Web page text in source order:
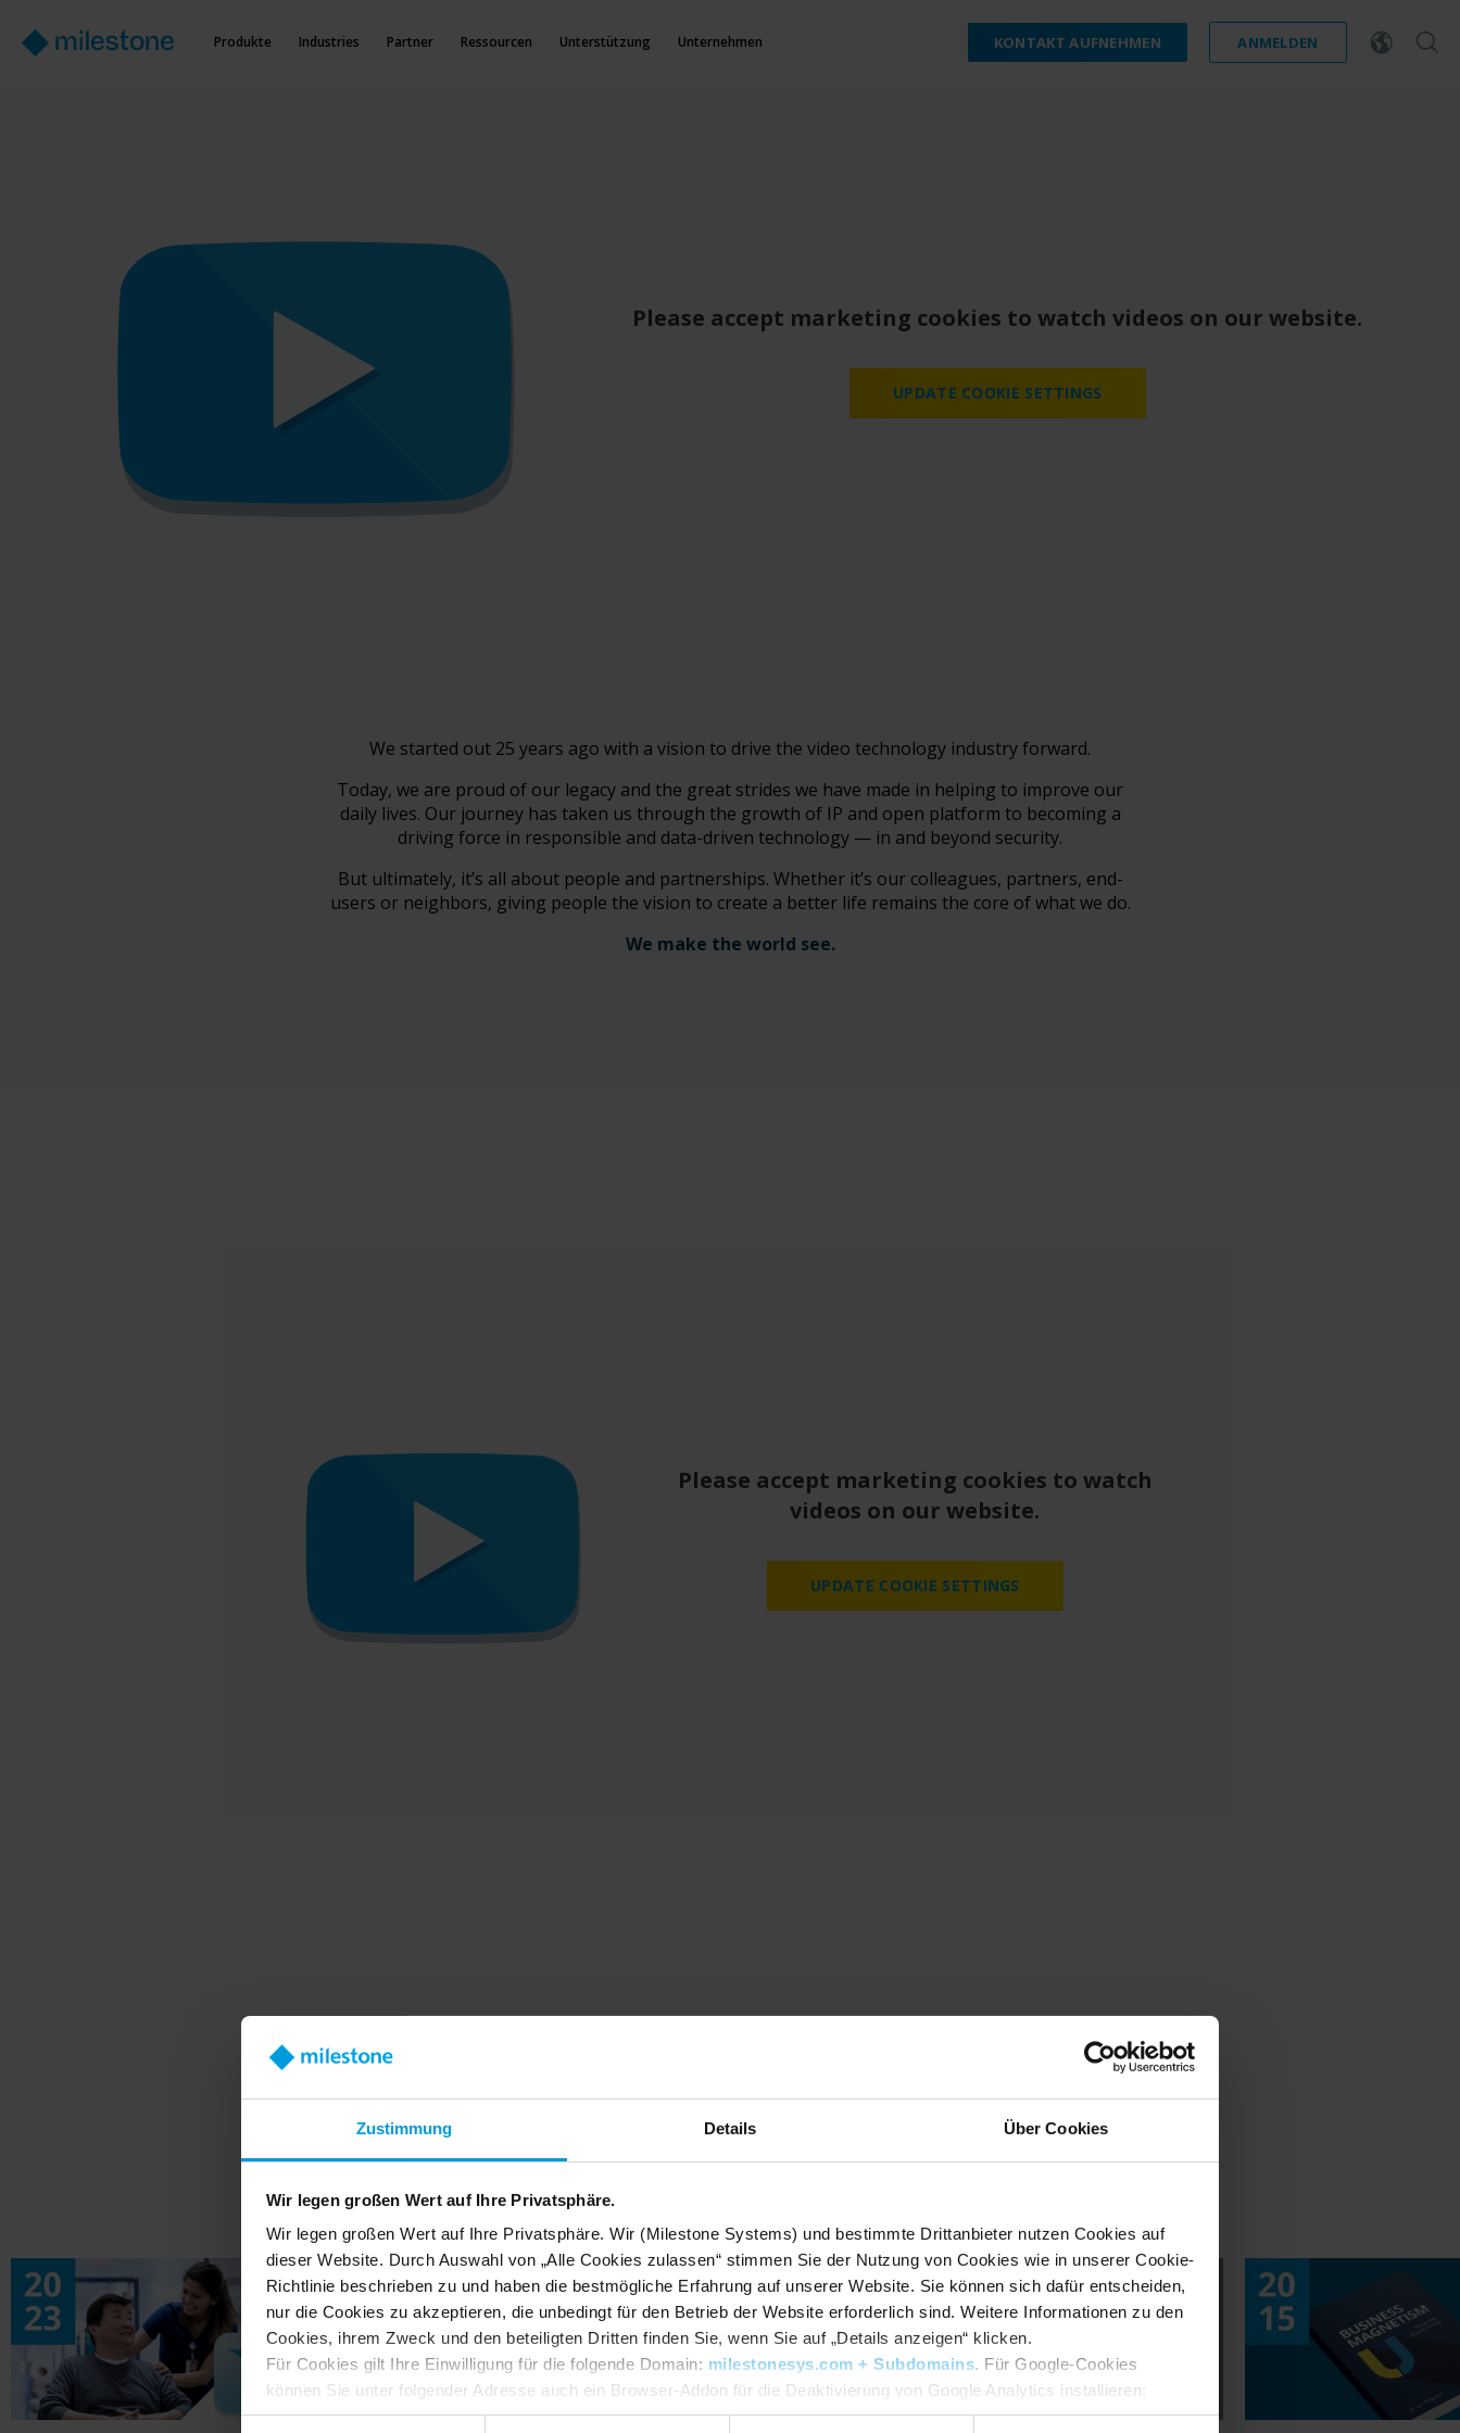
Zustimmung Details Über Cookies
Wir legen großen Wert auf Ihre Privatsphäre.
Wir legen großen Wert auf Ihre Privatsphäre. Wir (Milestone Systems) und bestimmte Drittanbieter nutzen Cookies auf
dieser Website. Durch Auswahl von „Alle Cookies zulassen“ stimmen Sie der Nutzung von Cookies wie in unserer Cookie-
Richtlinie beschrieben zu und haben die bestmögliche Erfahrung auf unserer Website. Sie können sich dafür entscheiden,
nur die Cookies zu akzeptieren, die unbedingt für den Betrieb der Website erforderlich sind. Weitere Informationen zu den
Cookies, ihrem Zweck und den beteiligten Dritten finden Sie, wenn Sie auf „Details anzeigen“ klicken.
Für Cookies gilt Ihre Einwilligung für die folgende Domain: milestonesys.com + Subdomains. Für Google-Cookies
können Sie unter folgender Adresse auch ein Browser-Addon für die Deaktivierung von Google Analytics installieren:
https://tools.google.com/dlpage/gaoptout?hl=en-GB. Sie können jederzeit IhreEinwilligung ändern:
Produkte Industries Partner Ressourcen Unterstützung Unternehmen KONTAKT AUFNEHMEN ANMELDEN
Please accept marketing cookies to watch videos on our website.
UPDATE COOKIE SETTINGS
Geschichte von Milestone
We started out 25 years ago with a vision to drive the video technology industry forward.
Today, we are proud of our legacy and the great strides we have made in helping to improve our
daily lives. Our journey has taken us through the growth of IP and open platform to becoming a
driving force in responsible and data-driven technology — in and beyond security.
But ultimately, it’s all about people and partnerships. Whether it’s our colleagues, partners, end-
users or neighbors, giving people the vision to create a better life remains the core of what we do.
We make the world see.
Please accept marketing cookies to watch
videos on our website.
UPDATE COOKIE SETTINGS
Wir feiern 25 Jahre Vision